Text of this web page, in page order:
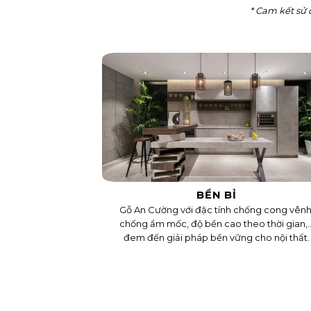
* Cam kết
BỀN BỈ
Gỗ An Cường với đặc tính chống cong
chống ẩm mốc, độ bền cao theo thời
đem đến giải pháp bền vững cho nội thất.